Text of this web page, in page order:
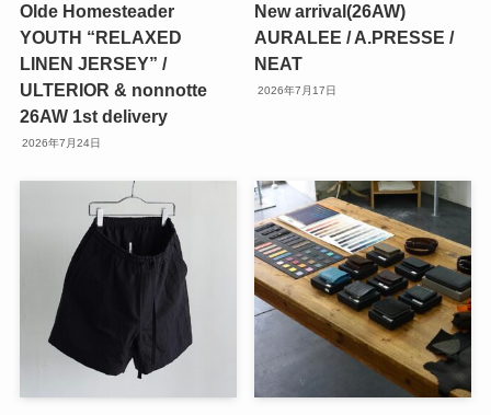
Olde Homesteader
YOUTH “RELAXED
LINEN JERSEY” /
ULTERIOR & nonnotte
26AW 1st delivery
2026年7月24日
New arrival(26AW)
AURALEE / A.PRESSE /
NEAT
2026年7月17日